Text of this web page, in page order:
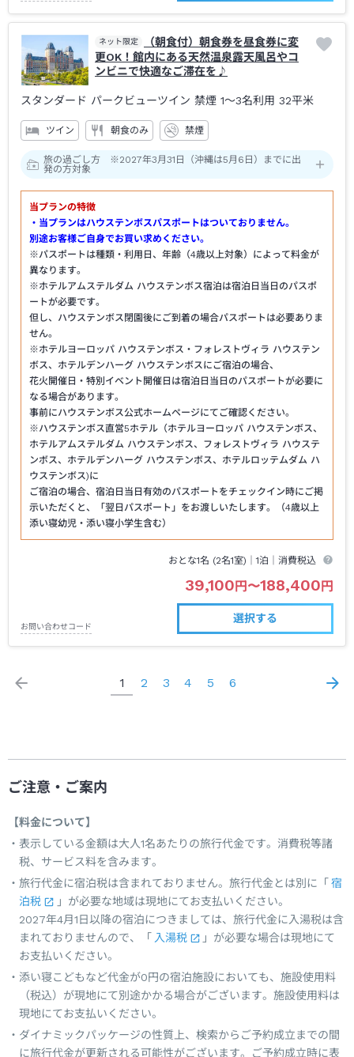
ネット限定
（朝食付）朝食券を昼食券に変
更OK！館内にある天然温泉露天風呂やコ
ンビニで快適なご滞在を♪
スタンダード パークビューツイン 禁煙 1～3名利用 32平米
ツイン 朝食のみ 禁煙
旅の過ごし方 ※2027年3月31日（沖縄は5月6日）までに出
発の方対象
当プランの特徴
・当プランはハウステンボスパスポートはついておりません。
別途お客様ご自身でお買い求めください。
※パスポートは種類・利用日、年齢（4歳以上対象）によって料金が
異なります。
※ホテルアムステルダム ハウステンボス宿泊は宿泊日当日のパスポ
ートが必要です。
但し、ハウステンボス閉園後にご到着の場合パスポートは必要ありま
せん。
※ホテルヨーロッパ ハウステンボス・フォレストヴィラ ハウステン
ボス、ホテルデンハーグ ハウステンボスにご宿泊の場合、
花火開催日・特別イベント開催日は宿泊日当日のパスポートが必要に
なる場合があります。
事前にハウステンボス公式ホームページにてご確認ください。
※ハウステンボス直営5ホテル（ホテルヨーロッパ ハウステンボス、
ホテルアムステルダム ハウステンボス、フォレストヴィラ ハウステ
ンボス、ホテルデンハーグ ハウステンボス、ホテルロッテムダム ハ
ウステンボス)に
ご宿泊の場合、宿泊日当日有効のパスポートをチェックイン時にご掲
示いただくと、「翌日パスポート」をお渡しいたします。（4歳以上
添い寝幼児・添い寝小学生含む）
おとな1名 (2名1室)｜1泊 ｜消費税込
39,100 円 〜188,400 円
お問い合わせコード
選択する
1 2 3 4 5 6
ご注意・ご案内
【料金について】
表示している金額は大人1名あたりの旅行代金です。消費税等諸
税、サービス料を含みます。
旅行代金に宿泊税は含まれておりません。旅行代金とは別に「 宿
泊税
」が必要な地域は現地にてお支払いください。
2027年4月1日以降の宿泊につきましては、旅行代金に入湯税は含
まれておりませんので、「 入湯税
」が必要な場合は現地にて
お支払いください。
添い寝こどもなど代金が0円の宿泊施設においても、施設使用料
（税込）が現地にて別途かかる場合がございます。施設使用料は
現地にてお支払いください。
ダイナミックパッケージの性質上、検索からご予約成立までの間
に旅行代金が更新される可能性がございます。ご予約成立時に表